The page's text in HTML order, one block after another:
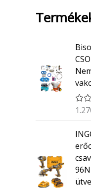
É
é
e
l
é
s
: